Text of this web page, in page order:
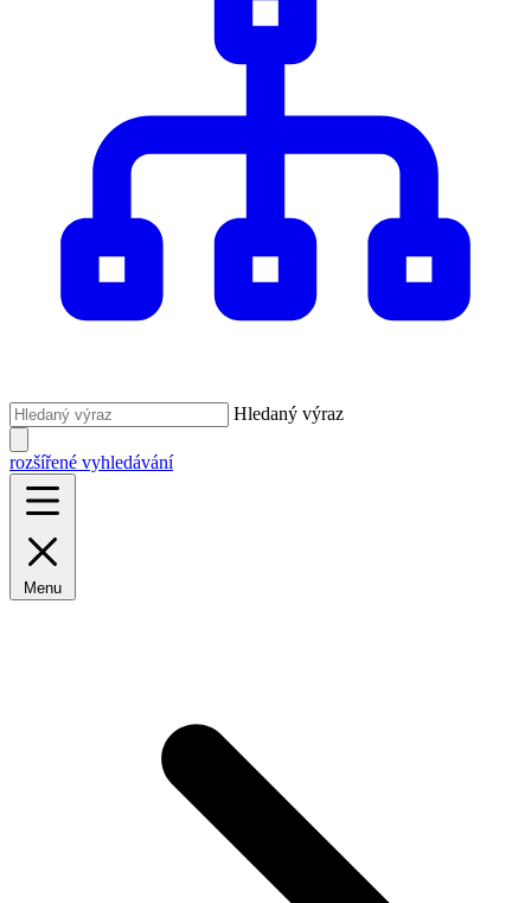
Hledaný výraz
rozšířené vyhledávání
Menu